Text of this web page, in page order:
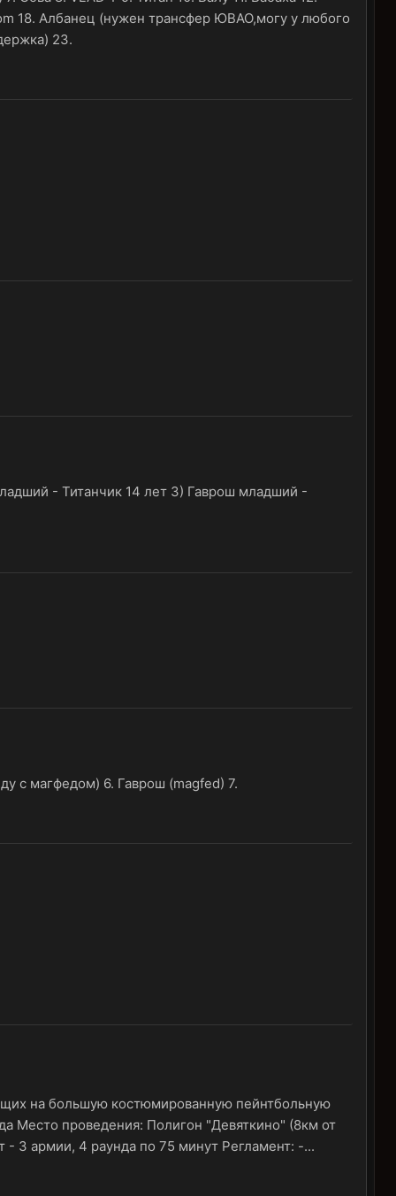
18. Албанец (нужен трансфер ЮВАО,могу у любого
23.
- Титанчик 14 лет 3) Гаврош младший -
с магфедом) 6. Гаврош (magfed) 7.
на большую костюмированную пейнтбольную
Место проведения: Полигон "Девяткино" (8км от
3 армии, 4 раунда по 75 минут Регламент: -...